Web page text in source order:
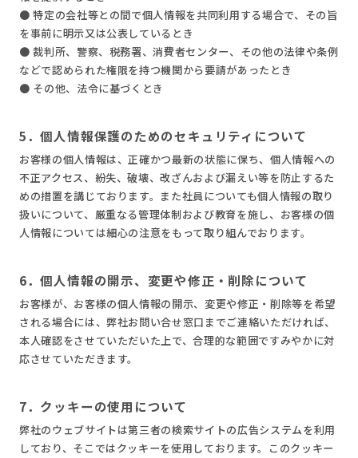
● 特定の会社等との間で個人情報を共同利用する場合で、その旨
を事前に明示又は公表しているとき
● 裁判所、警察、税務署、消費者センター、その他の法律や条例
などで認められた権限を持つ機関から要請があったとき
● その他、法令に基づくとき
5．個人情報保護のためのセキュリティについて
お客様の個人情報は、正確かつ最新の状態に保ち、個人情報への
不正アクセス、紛失、破壊、改ざんおよび漏えい等を防止するた
めの措置を講じております。また社員についても個人情報の取り
扱いについて、厳重なる管理体制および教育を施し、お客様の個
人情報については細心の注意をもって取り組んでおります。
6．個人情報の開示、変更や修正・削除について
お客様が、お客様の個人情報の開示、変更や修正・削除等を希望
される場合には、弊社お問い合せ窓口までご連絡いただければ、
本人確認をさせていただいた上で、合理的な範囲ですみやかに対
応させていただきます。
7．クッキーの使用について
弊社のウェブサイトは第三者の検索サイトの広告システムを利用
しており、そこではクッキーを使用しております。このクッキー